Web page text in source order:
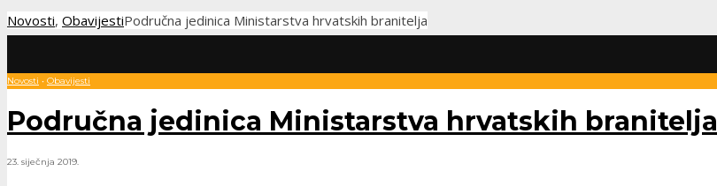
Novosti, ObavijestiPodručna jedinica Ministarstva hrvatskih branitelja
Novosti • Obavijesti
Područna jedinica Ministarstva hrvatskih branitelja
23. siječnja 2019.